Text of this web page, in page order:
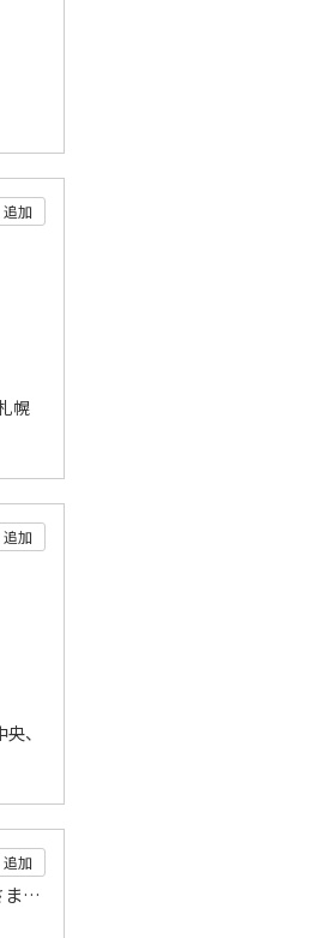
追加
幌
追加
、
追加
きこえやことば、コミュニケーションに困難を持っているお子さま対象